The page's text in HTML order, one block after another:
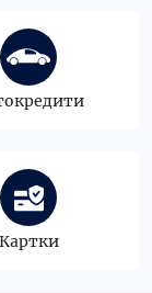
Картки